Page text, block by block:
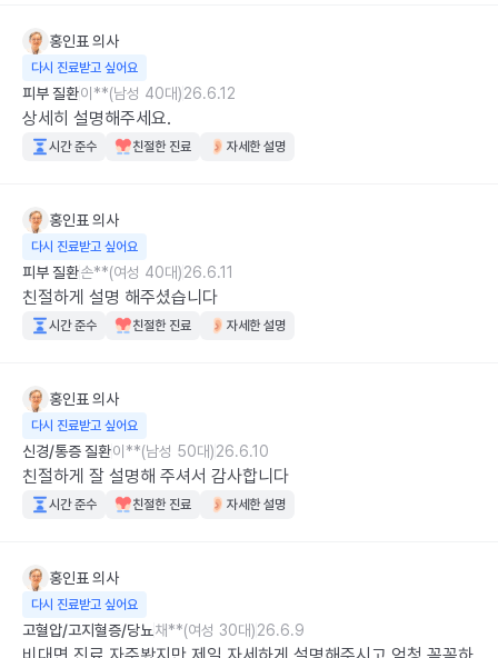
홍인표 의사
다시 진료받고 싶어요
피부 질환이**(남성 40대)26.6.12
상세히 설명해주세요.
시간 준수 친절한 진료 자세한 설명
홍인표 의사
다시 진료받고 싶어요
피부 질환손**(여성 40대)26.6.11
친절하게 설명 해주셨습니다
시간 준수 친절한 진료 자세한 설명
홍인표 의사
다시 진료받고 싶어요
신경/통증 질환이**(남성 50대)26.6.10
친절하게 잘 설명해 주셔서 감사합니다
시간 준수 친절한 진료 자세한 설명
홍인표 의사
다시 진료받고 싶어요
고혈압/고지혈증/당뇨채**(여성 30대)26.6.9